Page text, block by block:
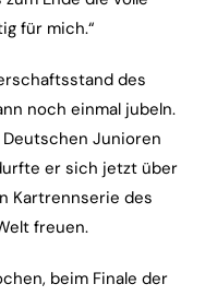
für mich.“
des
noch einmal jubeln.
Junioren
er sich jetzt über
Kartrennserie des
freuen.
beim Finale der